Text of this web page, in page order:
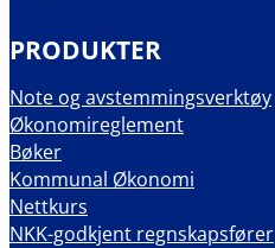
PRODUKTER
Note og avstemmingsverktøy
Økonomireglement
Bøker
Kommunal Økonomi
Nettkurs
NKK-godkjent regnskapsfører